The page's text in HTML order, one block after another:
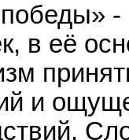
-
в её
и